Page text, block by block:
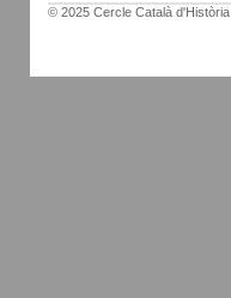
© 2025 Cercle Català d'Història